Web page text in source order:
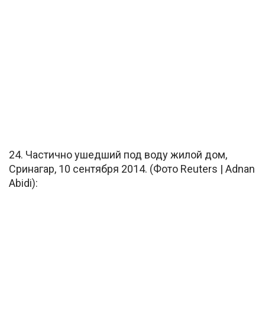
24. Частично ушедший под воду жилой дом,
Сринагар, 10 сентября 2014. (Фото Reuters | Adnan
Abidi):